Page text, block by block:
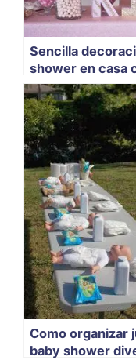
Sencilla
shower en casa
Como organizar
baby shower